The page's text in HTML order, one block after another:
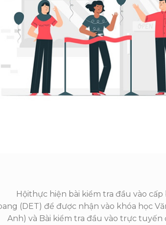
Hộithực hiện bài kiểm tra đầu vào
(DET) để được nhận vào khóa học
Anh) và Bài kiểm tra đầu vào trực tuyến